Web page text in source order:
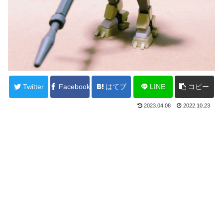
Twitter Facebook はてブ LINE コピー
2023.04.08 2022.10.23